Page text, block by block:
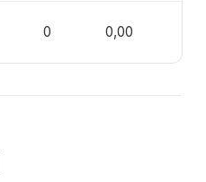
0 0,00